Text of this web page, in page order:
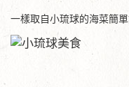
一樣取自小琉球的海菜簡